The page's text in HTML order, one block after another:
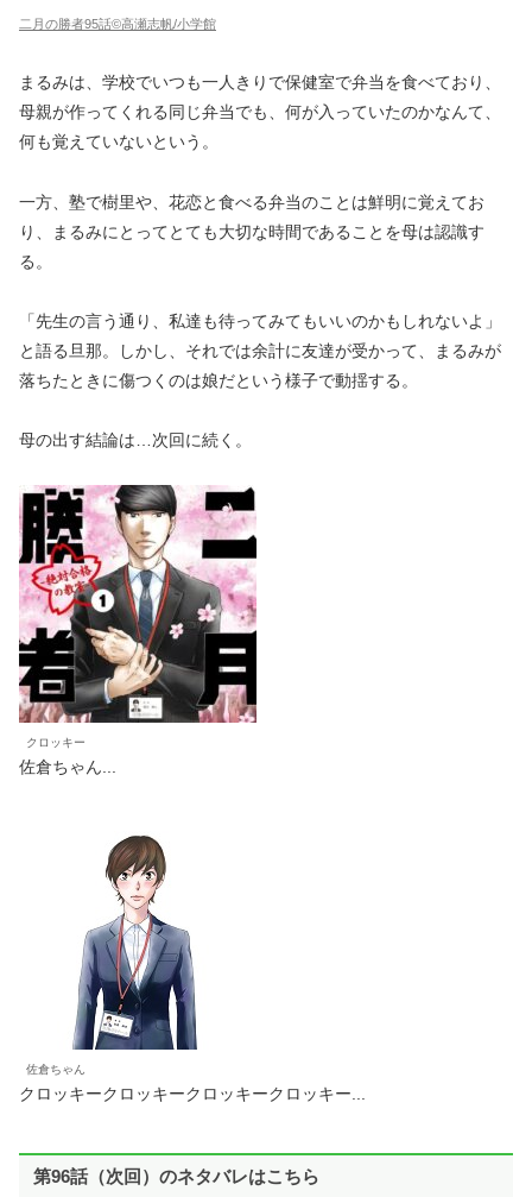
二月の勝者95話©高瀬志帆/小学館
まるみは、学校でいつも一人きりで保健室で弁当を食べており、
母親が作ってくれる同じ弁当でも、何が入っていたのかなんて、
何も覚えていないという。
一方、塾で樹里や、花恋と食べる弁当のことは鮮明に覚えてお
り、まるみにとってとても大切な時間であることを母は認識す
る。
「先生の言う通り、私達も待ってみてもいいのかもしれないよ」
と語る旦那。しかし、それでは余計に友達が受かって、まるみが
落ちたときに傷つくのは娘だという様子で動揺する。
母の出す結論は…次回に続く。
クロッキー
佐倉ちゃん...
佐倉ちゃん
クロッキークロッキークロッキークロッキー...
第96話（次回）のネタバレはこちら